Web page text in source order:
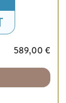
589,00 €